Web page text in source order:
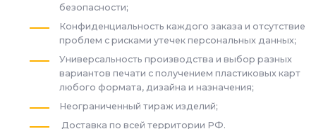
безопасности;
Конфиденциальность каждого заказа и отсутствие
проблем с рисками утечек персональных данных;
Универсальность производства и выбор разных
вариантов печати с получением пластиковых карт
любого формата, дизайна и назначения;
Неограниченный тираж изделий;
Доставка по всей территории РФ.